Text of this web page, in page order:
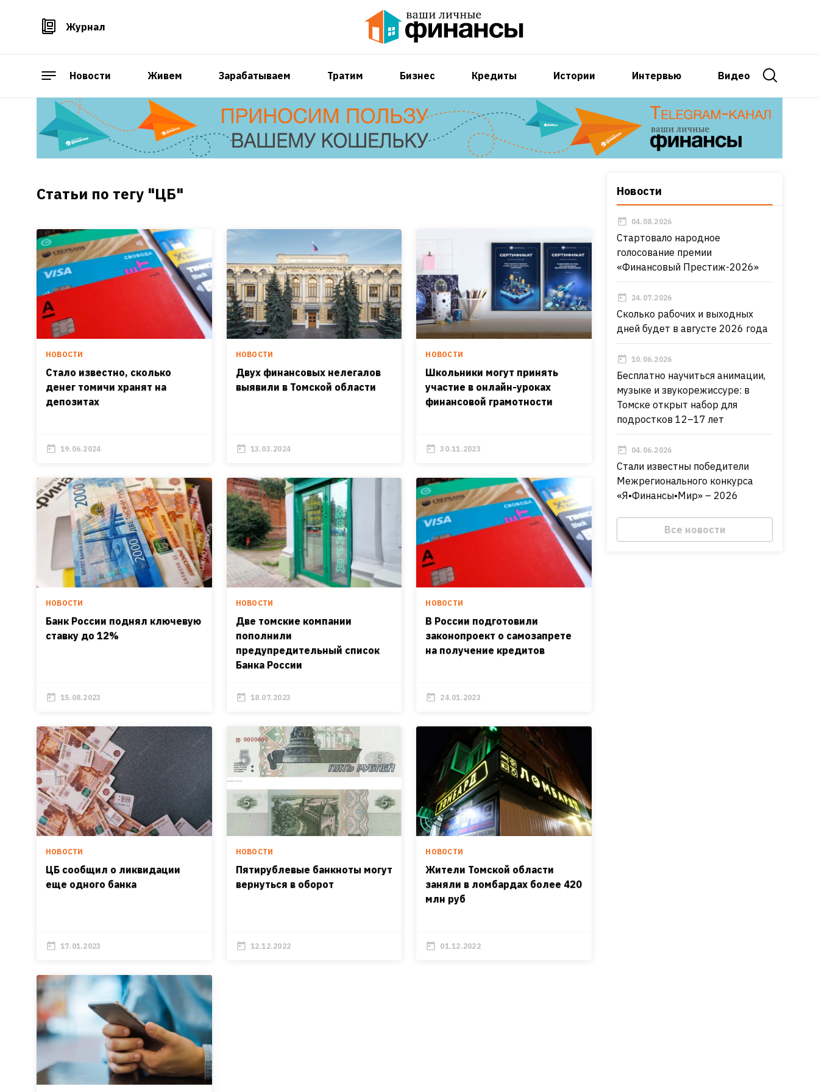
Журнал
Новости Живем Зарабатываем Тратим Бизнес Кредиты Истории Интервью Видео
Статьи по тегу "ЦБ"
НОВОСТИ
Стало известно, сколько
денег томичи хранят на
депозитах
19.06.2024
НОВОСТИ
Двух финансовых нелегалов
выявили в Томской области
13.03.2024
НОВОСТИ
Школьники могут принять
участие в онлайн-уроках
финансовой грамотности
30.11.2023
НОВОСТИ
Банк России поднял ключевую
ставку до 12%
15.08.2023
НОВОСТИ
Две томские компании
пополнили
предупредительный список
Банка России
18.07.2023
НОВОСТИ
В России подготовили
законопроект о самозапрете
на получение кредитов
24.01.2023
НОВОСТИ
ЦБ сообщил о ликвидации
еще одного банка
17.01.2023
НОВОСТИ
Пятирублевые банкноты могут
вернуться в оборот
12.12.2022
НОВОСТИ
Жители Томской области
заняли в ломбардах более 420
млн руб
01.12.2022
Новости
04.08.2026
Стартовало народное
голосование премии
«Финансовый Престиж-2026»
24.07.2026
Сколько рабочих и выходных
дней будет в августе 2026 года
10.06.2026
Бесплатно научиться анимации,
музыке и звукорежиссуре: в
Томске открыт набор для
подростков 12–17 лет
04.06.2026
Стали известны победители
Межрегионального конкурса
«Я•Финансы•Мир» – 2026
Все новости